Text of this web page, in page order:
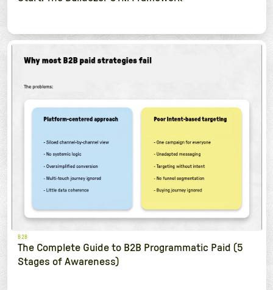
B2B
The Complete Guide to B2B Programmatic Paid (5
Stages of Awareness)